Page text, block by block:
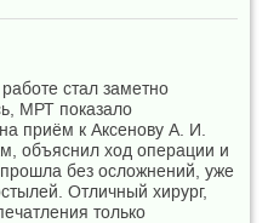
стал заметно
МРТ показало
приём к Аксенову А. И.
объяснил ход операции и
без осложнений, уже
Отличный хирург,
только